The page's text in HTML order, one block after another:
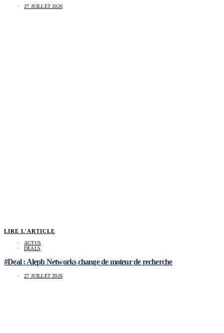
27 JUILLET 2026
LIRE L'ARTICLE
ACTUS
DEALS
#Deal : Aleph Networks change de moteur de recherche
27 JUILLET 2026